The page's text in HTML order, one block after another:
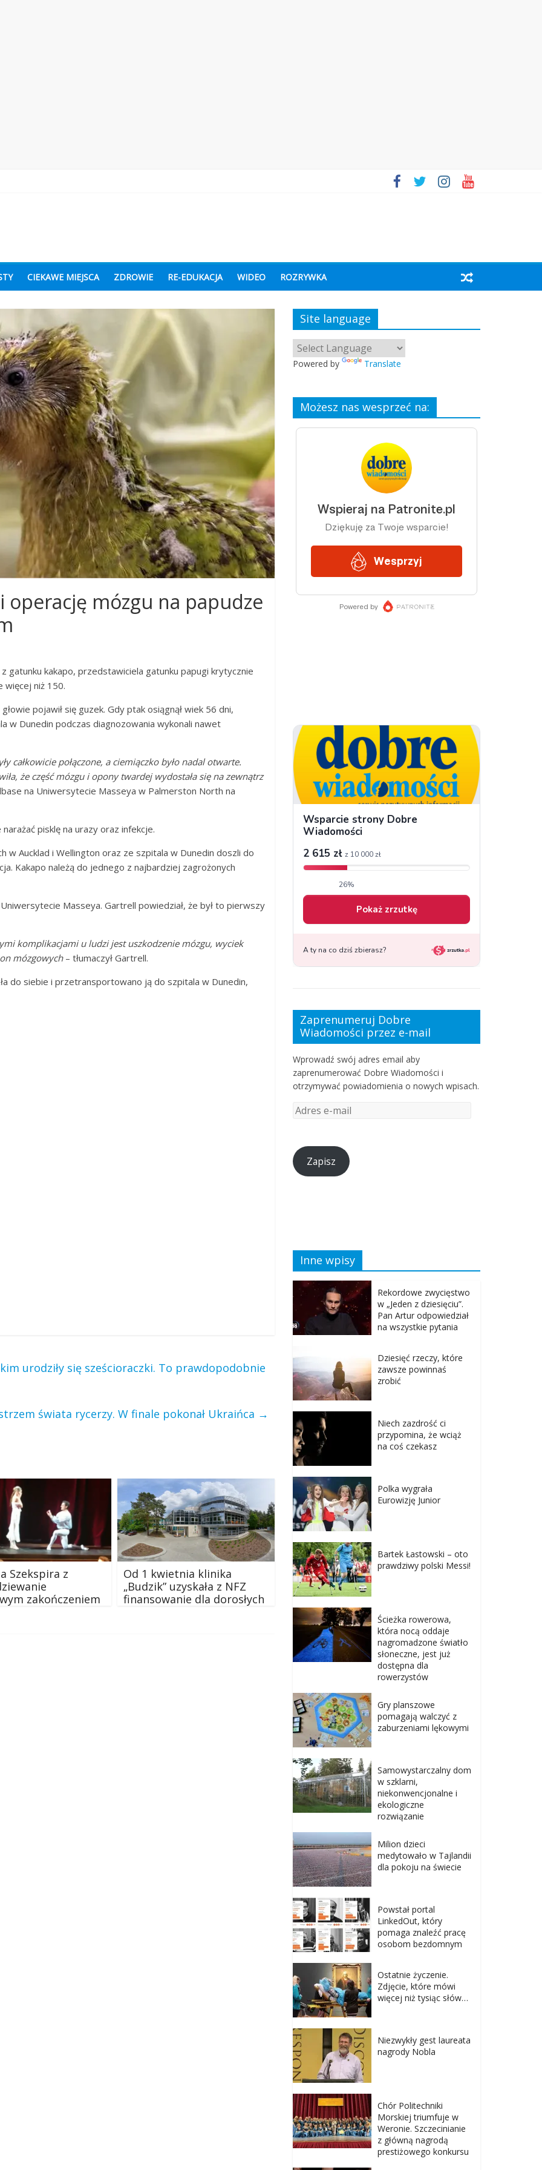
CIEKAWE MIEJSCA ZDROWIE RE-EDUKACJA WIDEO ROZRYWKA
operację mózgu na papudze
gatunku kakapo, przedstawiciela gatunku papugi krytycznie
więcej niż 150.
pojawił się guzek. Gdy ptak osiągnął wiek 56 dni,
w Dunedin podczas diagnozowania wykonali nawet
całkowicie połączone, a ciemiączko było nadal otwarte.
że część mózgu i opony twardej wydostała się na zewnątrz
na Uniwersytecie Masseya w Palmerston North na
pisklę na urazy oraz infekcje.
w Aucklad i Wellington oraz ze szpitala w Dunedin doszli do
Kakapo należą do jednego z najbardziej zagrożonych
Masseya. Gartrell powiedział, że był to pierwszy
komplikacjami u ludzi jest uszkodzenie mózgu, wyciek
mózgowych– tłumaczył Gartrell.
do siebie i przetransportowano ją do szpitala w Dunedin,
urodziły się sześcioraczki. To prawdopodobnie
świata rycerzy. W finale pokonał Ukraińca →
Szekspira z
zakończeniem
Od 1 kwietnia klinika
„Budzik” uzyskała z NFZ
finansowanie dla dorosłych
Site language
Powered by Translate
Możesz nas wesprzeć na:
Zaprenumeruj Dobre
Wiadomości przez e-mail
Wprowadź swój adres email aby
zaprenumerować Dobre Wiadomości i
otrzymywać powiadomienia o nowych wpisach.
Zapisz
Inne wpisy
Rekordowe zwycięstwo
w „Jeden z dziesięciu”.
Pan Artur odpowiedział
na wszystkie pytania
Dziesięć rzeczy, które
zawsze powinnaś
zrobić
Niech zazdrość ci
przypomina, że wciąż
na coś czekasz
Polka wygrała
Eurowizję Junior
Bartek Łastowski – oto
prawdziwy polski Messi!
Ścieżka rowerowa,
która nocą oddaje
nagromadzone światło
słoneczne, jest już
dostępna dla
rowerzystów
Gry planszowe
pomagają walczyć z
zaburzeniami lękowymi
Samowystarczalny dom
w szklarni,
niekonwencjonalne i
ekologiczne
rozwiązanie
Milion dzieci
medytowało w Tajlandii
dla pokoju na świecie
Powstał portal
LinkedOut, który
pomaga znaleźć pracę
osobom bezdomnym
Ostatnie życzenie.
Zdjęcie, które mówi
więcej niż tysiąc słów…
Niezwykły gest laureata
nagrody Nobla
Chór Politechniki
Morskiej triumfuje w
Weronie. Szczecinianie
z główną nagrodą
prestiżowego konkursu